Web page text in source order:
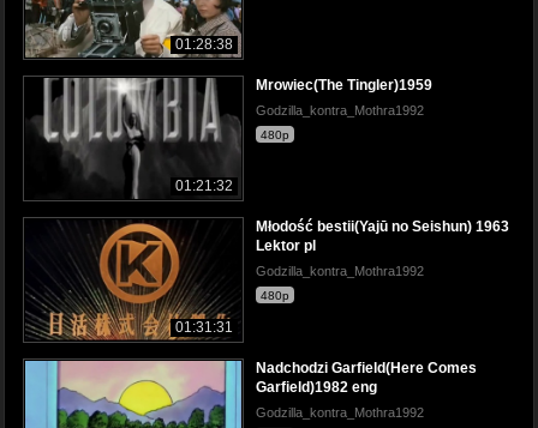
01:28:38
01:21:32
Mrowiec(The Tingler)1959
Godzilla_kontra_Mothra1992
480p
01:31:31
Młodość bestii(Yajū no Seishun) 1963
Lektor pl
Godzilla_kontra_Mothra1992
480p
Nadchodzi Garfield(Here Comes
Garfield)1982 eng
Godzilla_kontra_Mothra1992